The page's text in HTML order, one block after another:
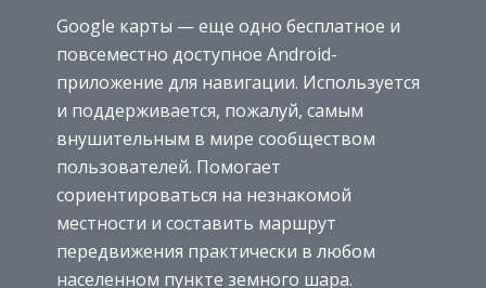
Google карты — еще одно бесплатное и
повсеместно доступное Android-
приложение для навигации. Используется
и поддерживается, пожалуй, самым
внушительным в мире сообществом
пользователей. Помогает
сориентироваться на незнакомой
местности и составить маршрут
передвижения практически в любом
населенном пункте земного шара.